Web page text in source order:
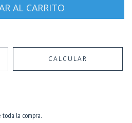
CALCULAR
la compra.